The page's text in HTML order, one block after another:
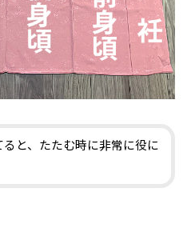
ると、たたむ時に非常に役に